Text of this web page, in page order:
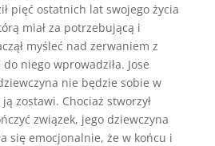
pięć ostatnich lat swojego życia
miał za potrzebującą i
myśleć nad zerwaniem z
niego wprowadziła. Jose
nie będzie sobie w
zostawi. Chociaż stworzył
związek, jego dziewczyna
się emocjonalnie, że w końcu i